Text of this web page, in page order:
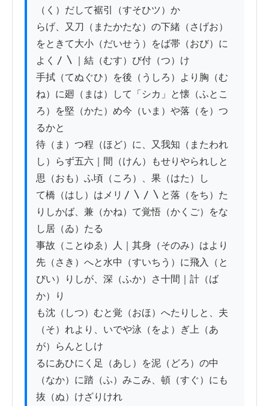
（く）だして裾引（すそひツ）か
らげ、又刀（またかたな）の下緒（さげお）
をときて大小（だいせう）をば帯（おび）に
よく〳〵｜結（むす）び付（つ）け
手拭（てぬぐひ）を後（うしろ）より胸（む
ね）に廻（まは）して「シカ」と懐（ふとこ
ろ）を堅（かた）め今（いま）や落（を）つ
るかと
待（ま）つ程（ほど）に、又我知（またわれ
し）らず五六｜間（けん）もせりやられしと
思（おも）ふ頃（ころ）、果（はた）し
て橋（はし）はメリ〳〵〳〵と落（をち）た
りしかば、兼（かね）て覚悟（かくご）をな
し居（ゐ）たる
事故（ことゆゑ）人｜其身（そのみ）はより
先（さき）へと水中（すいちう）に飛入（と
びい）りしが、深（ふか）さ十間｜計（ば
か）り
も沈（しつ）むと覚（おほ）へたりしと、夫
（そ）れより、いでや泳（をよ）ぎ上（あ
が）らんとしけ
るにあひにく足（あし）を泥（どろ）の中
（なか）に踏（ふ）みこみ、頓（すぐ）にも
抜（ぬ）けざりけれ